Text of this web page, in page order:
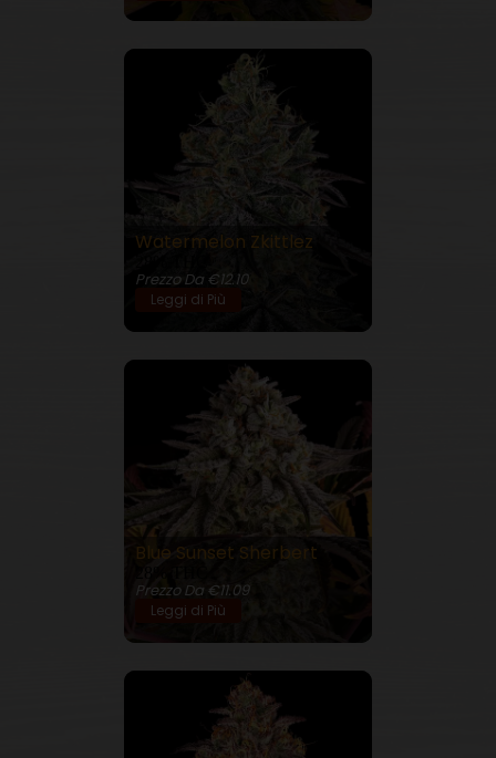
Watermelon Zkittlez
Prezzo Da €12.10
Leggi di Più
Blue Sunset Sherbert
Prezzo Da €11.09
Leggi di Più